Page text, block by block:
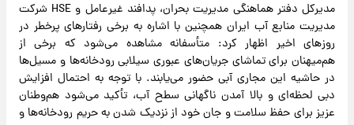
مدیرکل دفتر هماهنگی مدیریت بحران، پدافند غیرعامل و HSE شرکت
مدیریت منابع آب ایران همچنین با اشاره به برخی رفتارهای پرخطر در
روزهای اخیر اظهار کرد: متأسفانه مشاهده می‌شود که برخی از
هم‌میهنان برای تماشای جریان‌های عبوری سیلابی رودخانه‌ها و مسیل‌ها
در حاشیه این مجاری آبی حضور می‌یابند. با توجه به احتمال افزایش
دبی لحظه‌ای و بالا آمدن ناگهانی سطح آب، تأکید می‌شود هم‌وطنان
عزیز برای حفظ سلامت و جان خود از نزدیک شدن به حریم رودخانه‌ها و